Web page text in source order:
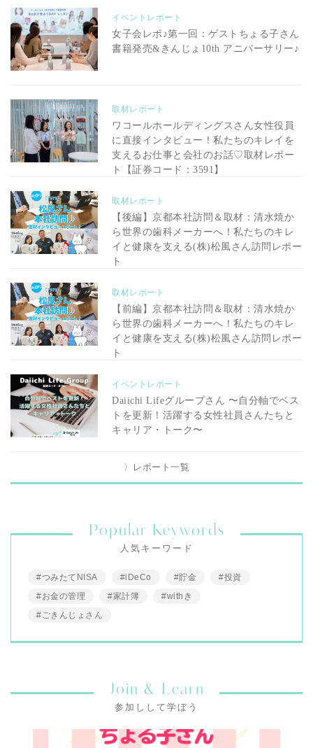
イベントレポート
女子会レポ♪第一回：ゲストちょる子さん
書籍発売&きんじょ10th アニバーサリー♪
取材レポート
ワコールホールディングスさん女性役員
に直接インタビュー！私たちのキレイを
支えるお仕事と会社のお話♡取材レポー
ト【証券コード：3591】
取材レポート
【後編】京都本社訪問＆取材：清水焼か
ら世界の歯科メーカーへ！私たちのキレ
イと健康を支える(株)松風さん訪問レポー
ト
取材レポート
【前編】京都本社訪問＆取材：清水焼か
ら世界の歯科メーカーへ！私たちのキレ
イと健康を支える(株)松風さん訪問レポー
ト
イベントレポート
Daiichi Lifeグループさん 〜自分軸でベス
トを更新！活躍する女性社員さんたちと
キャリア・トーク〜
〉レポート一覧
Popular Keywords
人気キーワード
#つみたてNISA #iDeCo #貯金
#投資
#お金の管理
#家計簿
#withき
#ごきんじょさん
Join & Learn
参加しして学ぼう